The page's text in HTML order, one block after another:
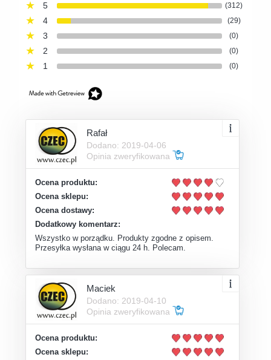
5 (312)
4 (29)
3 (0)
2 (0)
1 (0)
Rafał
Dodano: 2019-04-06
Opinia zweryfikowana
Ocena produktu:
Ocena sklepu:
Ocena dostawy:
Dodatkowy komentarz:
Wszystko w porządku. Produkty zgodne z opisem.
Przesyłka wysłana w ciągu 24 h. Polecam.
Maciek
Dodano: 2019-04-10
Opinia zweryfikowana
Ocena produktu:
Ocena sklepu: